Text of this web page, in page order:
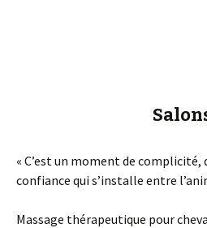
« C’est un moment de complicité,
confiance qui s’installe entre
Massage thérapeutique pour